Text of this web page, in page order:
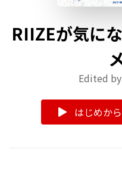
RIIZEが気に
Edited
はじめか